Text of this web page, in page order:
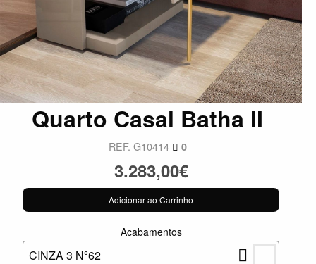
Quarto Casal Batha II
REF. G10414 0
3.283,00€
Adicionar ao Carrinho
Acabamentos
CINZA 3 Nº62